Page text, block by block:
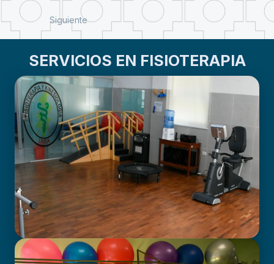
Siguiente
SERVICIOS EN FISIOTERAPIA
GABINETE DE FISIOTERAPIA